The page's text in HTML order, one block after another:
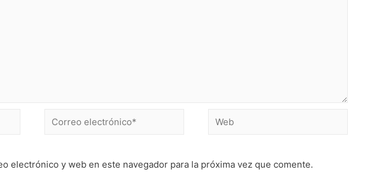
electrónico y web en este navegador para la próxima vez que comente.